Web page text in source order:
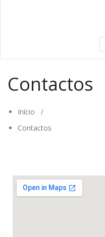
Contactos
Início /
Contactos